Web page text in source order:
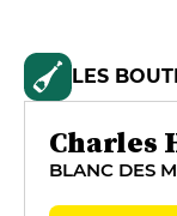
LES
Charles
BLANC DES